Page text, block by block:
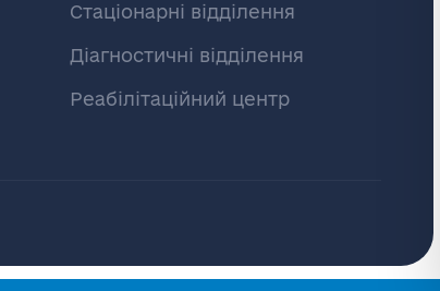
Стаціонарні відділення
Діагностичні відділення
Реабілітаційний центр